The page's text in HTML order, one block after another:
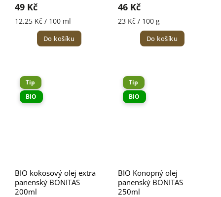
49 Kč
12,25 Kč / 100 ml
Do košíku
46 Kč
23 Kč / 100 g
Do košíku
Tip
BIO
BIO kokosový olej extra
panenský BONITAS
200ml
Tip
BIO
BIO Konopný olej
panenský BONITAS
250ml